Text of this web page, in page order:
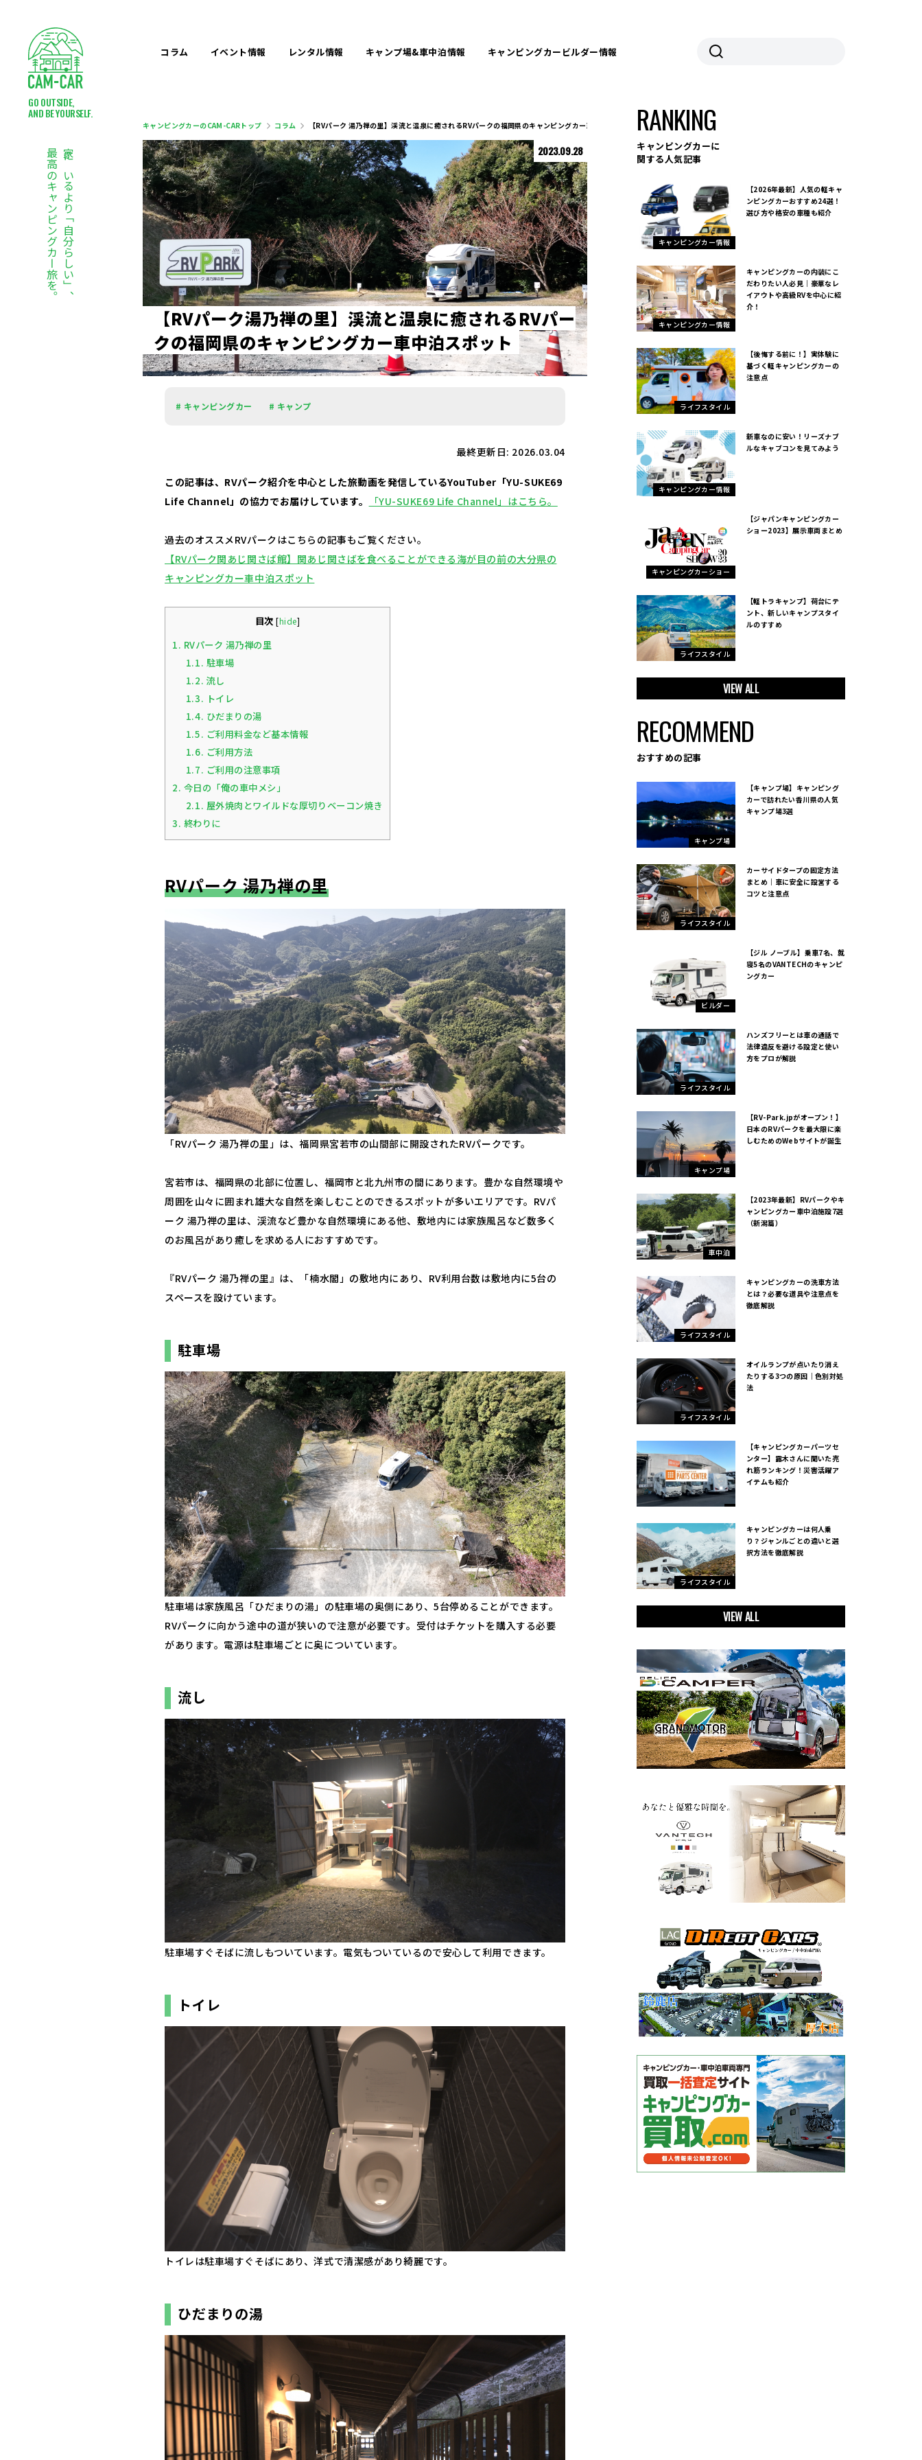
GO OUTSIDE,
AND BE YOURSELF.
家にいるより「自分らしい」、
最高のキャンピングカー旅を。
コラム イベント情報 レンタル情報 キャンプ場&車中泊情報 キャンピングカービルダー情報
キャンピングカーのCAM-CARトップ コラム 【RVパーク 湯乃禅の里】渓流と温泉に癒されるRVパークの福岡県のキャンピングカー車中泊スポット
2023.09.28
【RVパーク湯乃禅の里】 渓流と温泉に癒されるRVパー
クの福岡県のキャンピングカー車中泊スポッ ト
# キャンピングカー # キャンプ
最終更新日: 2026.03.04
この記事は、RVパーク紹介を中心とした旅動画を発信しているYouTuber「YU-SUKE69
Life Channel」の協力でお届けしています。
「YU-SUKE69 Life Channel」はこちら。
過去のオススメRVパークはこちらの記事もご覧ください。
【RVパーク関あじ関さば館】関あじ関さばを食べることができる海が目の前の大分県の
キャンピングカー車中泊スポット
目次 [hide]
1. RVパーク 湯乃禅の里
1.1. 駐車場
1.2. 流し
1.3. トイレ
1.4. ひだまりの湯
1.5. ご利用料金など基本情報
1.6. ご利用方法
1.7. ご利用の注意事項
2. 今日の「俺の車中メシ」
2.1. 屋外焼肉とワイルドな厚切りベーコン焼き
3. 終わりに
RVパーク 湯乃禅の里
「RVパーク 湯乃禅の里」は、福岡県宮若市の山間部に開設されたRVパークです。
宮若市は、福岡県の北部に位置し、福岡市と北九州市の間にあります。豊かな自然環境や
周囲を山々に囲まれ雄大な自然を楽しむことのできるスポットが多いエリアです。RVパ
ーク 湯乃禅の里は、渓流など豊かな自然環境にある他、敷地内には家族風呂など数多く
のお風呂があり癒しを求める人におすすめです。
『RVパーク 湯乃禅の里』は、「楠水閣」の敷地内にあり、RV利用台数は敷地内に5台の
スペースを設けています。
駐車場
駐車場は家族風呂「ひだまりの湯」の駐車場の奥側にあり、5台停めることができます。
RVパークに向かう途中の道が狭いので注意が必要です。受付はチケットを購入する必要
があります。電源は駐車場ごとに奥についています。
流し
駐車場すぐそばに流しもついています。電気もついているので安心して利用できます。
トイレ
トイレは駐車場すぐそばにあり、洋式で清潔感があり綺麗です。
ひだまりの湯
RANKING
キャンピングカーに
関する人気記事
キャンピングカー情報
【2026年最新】人気の軽キャ
ンピングカーおすすめ24選！
選び方や格安の車種も紹介
キャンピングカー情報
キャンピングカーの内装にこ
だわりたい人必見｜豪華なレ
イアウトや高級RVを中心に紹
介！
ライフスタイル
【後悔する前に！】実体験に
基づく軽キャンピングカーの
注意点
キャンピングカー情報
新車なのに安い！リーズナブ
ルなキャブコンを見てみよう
キャンピングカーショー
【ジャパンキャンピングカー
ショー2023】展示車両まとめ
ライフスタイル
【軽トラキャンプ】荷台にテ
ント、新しいキャンプスタイ
ルのすすめ
VIEW ALL
RECOMMEND
おすすめの記事
キャンプ場
【キャンプ場】キャンピング
カーで訪れたい香川県の人気
キャンプ場3選
ライフスタイル
カーサイドタープの固定方法
まとめ｜車に安全に設営する
コツと注意点
ビルダー
【ジル ノーブル】乗車7名、就
寝5名のVANTECHのキャンピ
ングカー
ライフスタイル
ハンズフリーとは車の通話で
法律違反を避ける設定と使い
方をプロが解説
キャンプ場
【RV-Park.jpがオープン！】
日本のRVパークを最大限に楽
しむためのWebサイトが誕生
車中泊
【2023年最新】RVパークやキ
ャンピングカー車中泊施設7選
（新潟篇）
ライフスタイル
キャンピングカーの洗車方法
とは？必要な道具や注意点を
徹底解説
ライフスタイル
オイルランプが点いたり消え
たりする3つの原因｜色別対処
法
【キャンピングカーパーツセ
ンター】露木さんに聞いた売
れ筋ランキング！災害活躍ア
イテムも紹介
ライフスタイル
キャンピングカーは何人乗
り？ジャンルごとの違いと選
択方法を徹底解説
VIEW ALL